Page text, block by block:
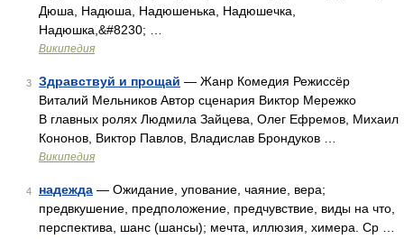
Дюша, Надюша, Надюшенька, Надюшечка,
Надюшка,&#8230; …
Википедия
3 Здравствуй и прощай — Жанр Комедия Режиссёр
Виталий Мельников Автор сценария Виктор Мережко
В главных ролях Людмила Зайцева, Олег Ефремов, Михаил
Кононов, Виктор Павлов, Владислав Брондуков …
Википедия
4 надежда — Ожидание, упование, чаяние, вера;
предвкушение, предположение, предчувствие, виды на что,
перспектива, шанс (шансы); мечта, иллюзия, химера. Ср …